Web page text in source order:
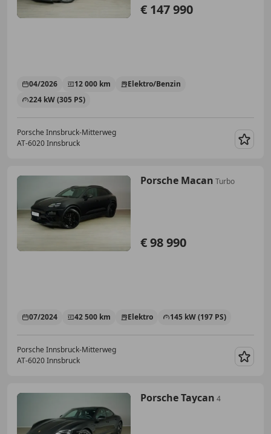
€ 147 990
04/2026 12 000 km
Elektro/Benzin
224 kW (305 PS)
Porsche Innsbruck-Mitterweg
AT-6020 Innsbruck
Porsche Macan Turbo
€ 98 990
07/2024 42 500 km Elektro 145 kW (197 PS)
Porsche Innsbruck-Mitterweg
AT-6020 Innsbruck
Porsche Taycan 4